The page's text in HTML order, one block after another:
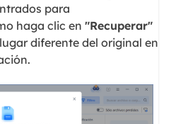
para
haga clic en "Recuperar"
diferente del original en